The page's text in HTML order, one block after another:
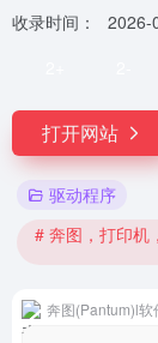
收录时间：
2026-
打开网站
驱动程序
# 奔图，打印机
奔图(Pantum)l软